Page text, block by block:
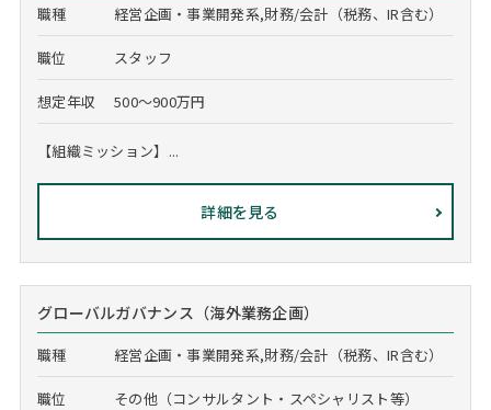
職種 経営企画・事業開発系,財務/会計（税務、IR含む）
職位 スタッフ
想定年収 500～900万円
【組織ミッション】...
詳細を見る
グローバルガバナンス（海外業務企画）
職種 経営企画・事業開発系,財務/会計（税務、IR含む）
職位 その他（コンサルタント・スペシャリスト等）